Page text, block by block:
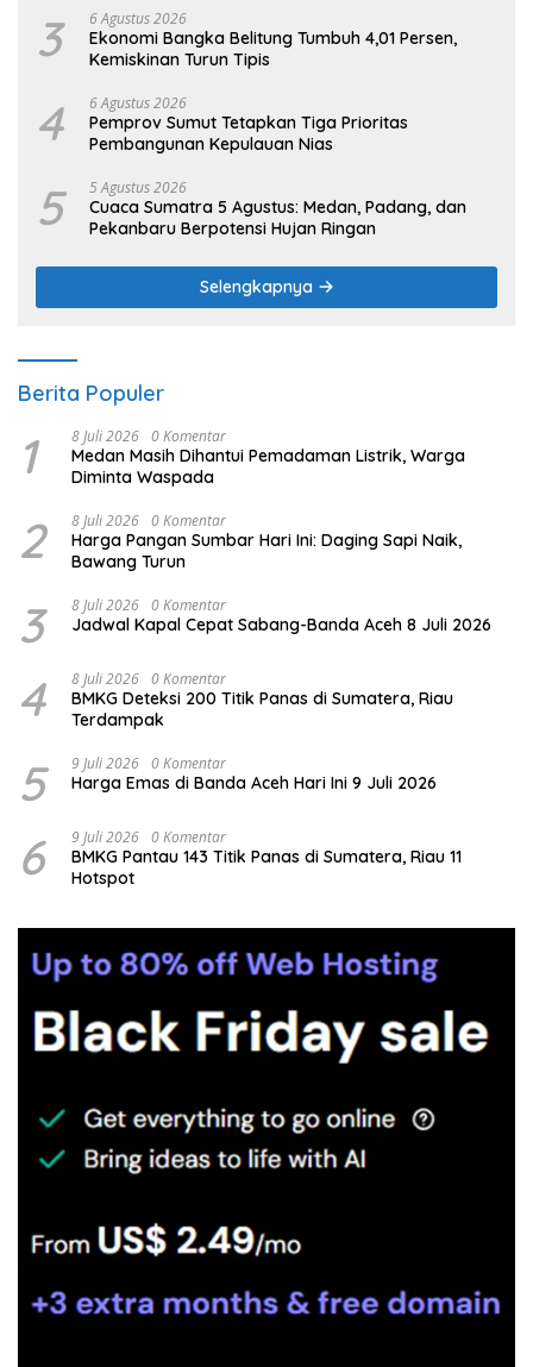
3 6 Agustus 2026
Ekonomi Bangka Belitung Tumbuh 4,01 Persen,
Kemiskinan Turun Tipis
4 6 Agustus 2026
Pemprov Sumut Tetapkan Tiga Prioritas
Pembangunan Kepulauan Nias
5 5 Agustus 2026
Cuaca Sumatra 5 Agustus: Medan, Padang, dan
Pekanbaru Berpotensi Hujan Ringan
Selengkapnya
Berita Populer
1 8 Juli 2026 0 Komentar
Medan Masih Dihantui Pemadaman Listrik, Warga
Diminta Waspada
2 8 Juli 2026 0 Komentar
Harga Pangan Sumbar Hari Ini: Daging Sapi Naik,
Bawang Turun
3 8 Juli 2026 0 Komentar
Jadwal Kapal Cepat Sabang-Banda Aceh 8 Juli 2026
4 8 Juli 2026 0 Komentar
BMKG Deteksi 200 Titik Panas di Sumatera, Riau
Terdampak
5 9 Juli 2026 0 Komentar
Harga Emas di Banda Aceh Hari Ini 9 Juli 2026
6 9 Juli 2026 0 Komentar
BMKG Pantau 143 Titik Panas di Sumatera, Riau 11
Hotspot